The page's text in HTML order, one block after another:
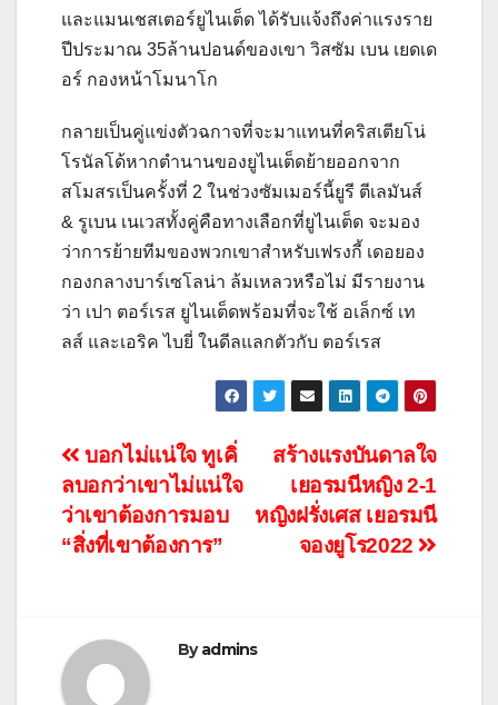
และแมนเชสเตอร์ยูไนเต็ด ได้รับแจ้งถึงค่าแรงราย
ปีประมาณ 35ล้านปอนด์ของเขา วิสซัม เบน เยดเด
อร์ กองหน้าโมนาโก
กลายเป็นคู่แข่งตัวฉกาจที่จะมาแทนที่คริสเตียโน่
โรนัลโด้หากตํานานของยูไนเต็ดย้ายออกจาก
สโมสรเป็นครั้งที่ 2 ในช่วงซัมเมอร์นี้ยูรี ตีเลมันส์
& รูเบน เนเวสทั้งคู่คือทางเลือกที่ยูไนเต็ด จะมอง
ว่าการย้ายทีมของพวกเขาสําหรับเฟรงกี้ เดอยอง
กองกลางบาร์เซโลน่า ล้มเหลวหรือไม่ มีรายงาน
ว่า เปา ตอร์เรส ยูไนเต็ดพร้อมที่จะใช้ อเล็กซ์ เท
ลส์ และเอริค ไบยี่ ในดีลแลกตัวกับ ตอร์เรส
แนะแนว
เรื่อง
สร้างแรงบันดาลใจ
เยอรมนีหญิง 2-1
หญิงฝรั่งเศส เยอรมนี
จองยูโร2022
บอกไม่แน่ใจ ทูเคิ่
ลบอกว่าเขาไม่แน่ใจ
ว่าเขาต้องการมอบ
“สิ่งที่เขาต้องการ”
Byadmins